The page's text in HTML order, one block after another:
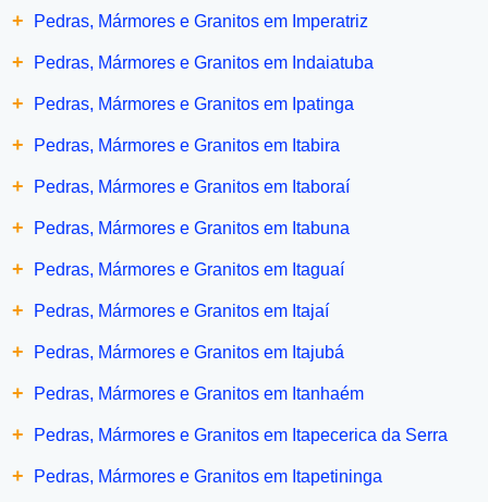
+ Pedras, Mármores e Granitos em Imperatriz
+ Pedras, Mármores e Granitos em Indaiatuba
+ Pedras, Mármores e Granitos em Ipatinga
+ Pedras, Mármores e Granitos em Itabira
+ Pedras, Mármores e Granitos em Itaboraí
+ Pedras, Mármores e Granitos em Itabuna
+ Pedras, Mármores e Granitos em Itaguaí
+ Pedras, Mármores e Granitos em Itajaí
+ Pedras, Mármores e Granitos em Itajubá
+ Pedras, Mármores e Granitos em Itanhaém
+ Pedras, Mármores e Granitos em Itapecerica da Serra
+ Pedras, Mármores e Granitos em Itapetininga